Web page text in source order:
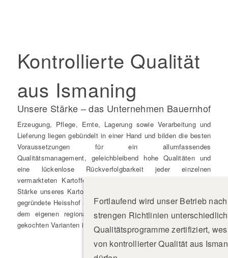
Kontrollierte Qualität
aus Ismaning
Unsere Stärke – das Unternehmen Bauernhof
Erzeugung, Pflege, Ernte, Lagerung sowie Verarbeitung und
Lieferung liegen gebündelt in einer Hand und bilden die besten
Voraussetzungen für ein allumfassendes
Qualitätsmanagement, geleichbleibend hohe Qualitäten und
eine lückenlose Rückverfolgbarkeit jeder einzelnen
vermarkteten Kartoffel zurück bis aufs Feld. Gerade diese
Stärke unseres Kartoffelbetriebs nutzen wir auch für die 2015
gegründete Heisshof Schälkartoffeln GmbH, die Kartoffeln aus
dem eigenen regionalen Anbau in geschälten, rohen oder
gekochten Varianten in der Region München vermarktet.
Fortlaufend wird unser Betrieb
strengen Richtlinien
Qualitätsprogramme zertifiziert,
von kontrollierter Qualität aus